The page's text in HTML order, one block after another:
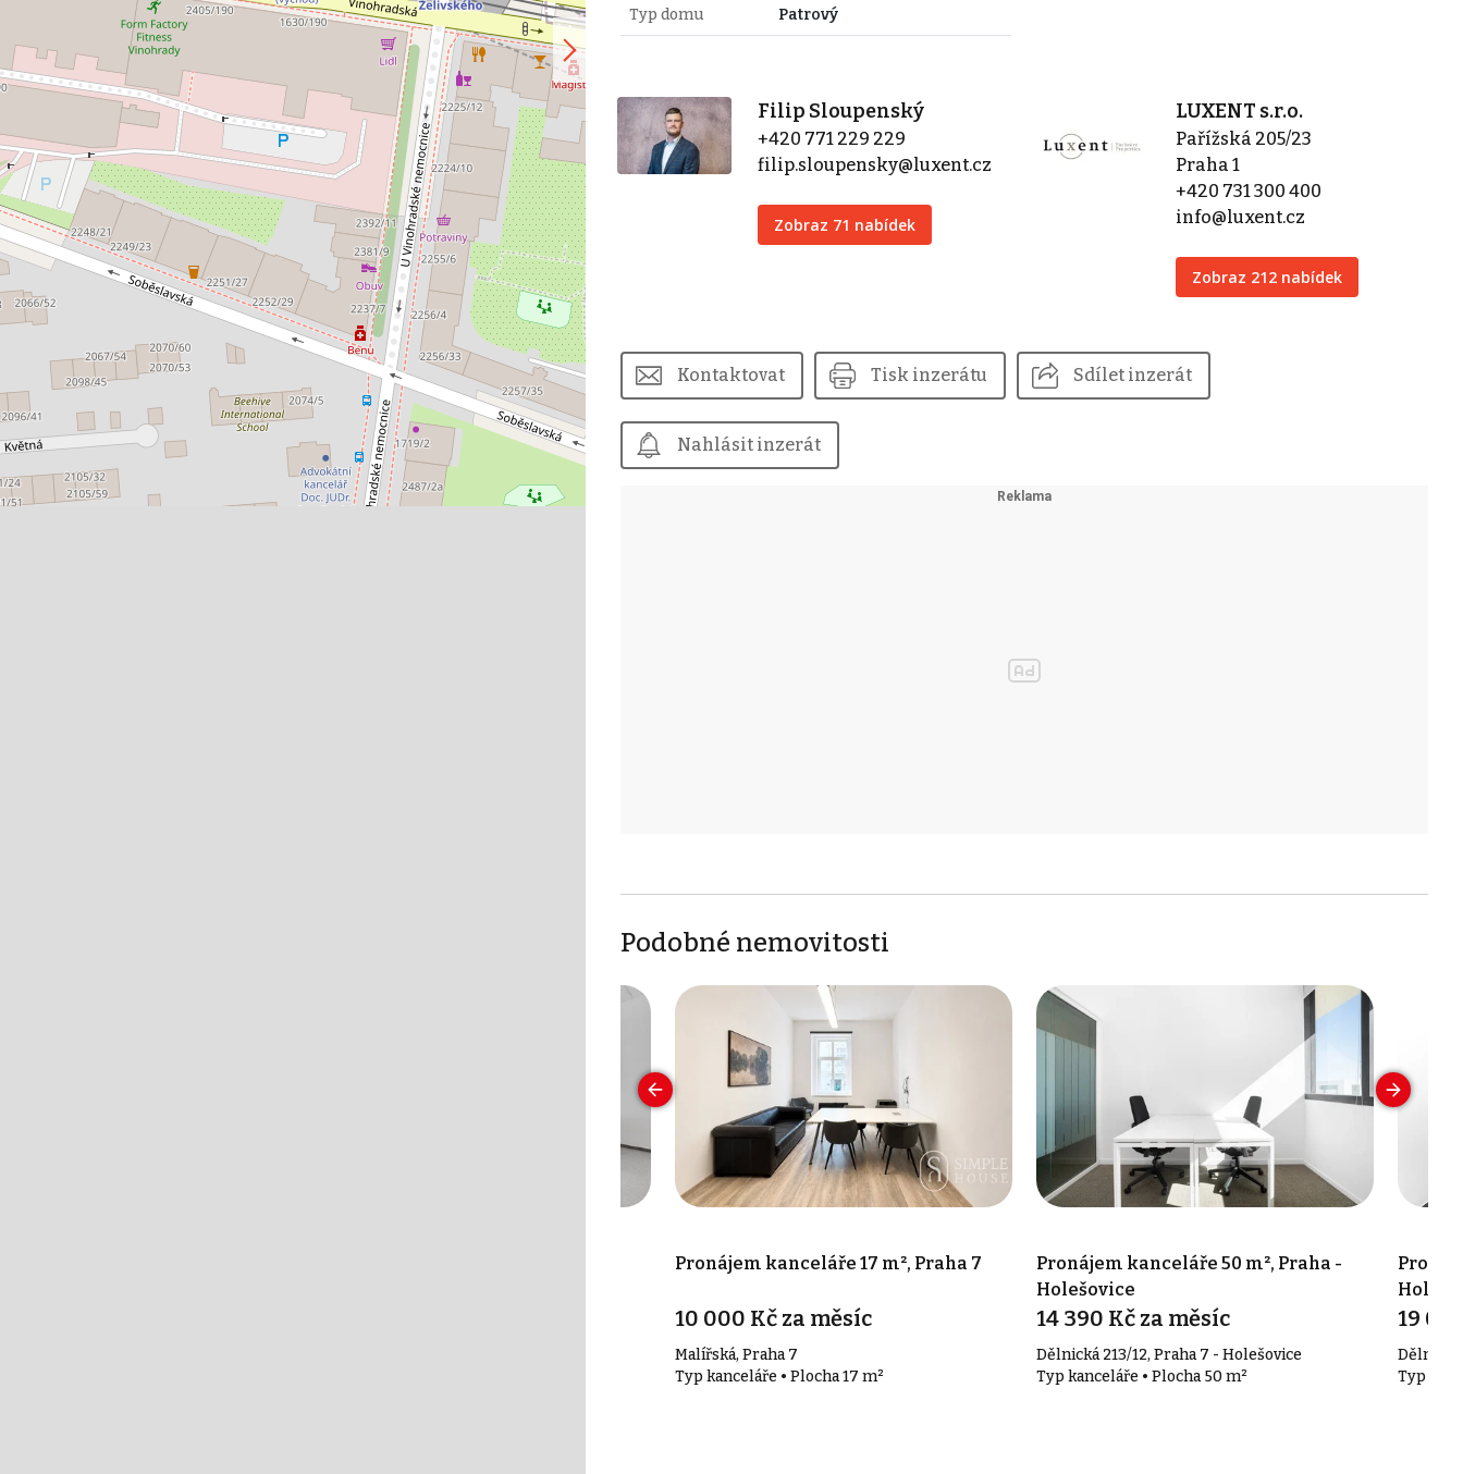
Typ domu Patrový
Filip Sloupenský
+420 771 229 229
filip.sloupensky@luxent.cz
Zobraz 71 nabídek
LUXENT s.r.o.
Pařížská 205/23
Praha 1
+420 731 300 400
info@luxent.cz
Zobraz 212 nabídek
Kontaktovat Tisk inzerátu Sdílet inzerát
Nahlásit inzerát
Podobné nemovitosti
Pronájem kanceláře 17 m², Praha 7
10 000 Kč za měsíc
Malířská, Praha 7
Typ kanceláře • Plocha 17 m²
Pronájem kanceláře 50 m², Praha -
Holešovice
14 390 Kč za měsíc
Dělnická 213/12, Praha 7 - Holešovice
Typ kanceláře • Plocha 50 m²
19
Dělnická
Typ